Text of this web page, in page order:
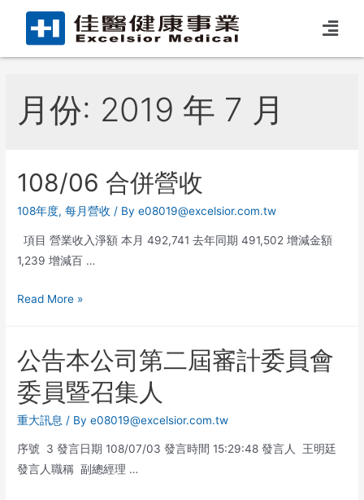
月份: 2019 年 7 月
108/06 合併營收
108年度,每月營收 / Bye08019@excelsior.com.tw
項目 營業收入淨額 本月 492,741 去年同期 491,502 增減金額
1,239 增減百 …
Read More »
公告本公司第二屆審計委員會
委員暨召集人
重大訊息 / Bye08019@excelsior.com.tw
序號 3 發言日期 108/07/03 發言時間 15:29:48 發言人 王明廷
發言人職稱 副總經理 …